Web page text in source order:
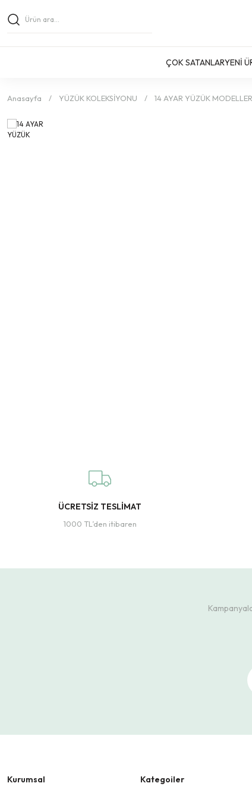
ÇOK SATANLARYENİ
Anasayfa YÜZÜK KOLEKSİYONU 14 AYAR YÜZÜK
ÜCRETSİZ TESLİMAT
1000 TL’den itibaren
Kurumsal Kategoiler